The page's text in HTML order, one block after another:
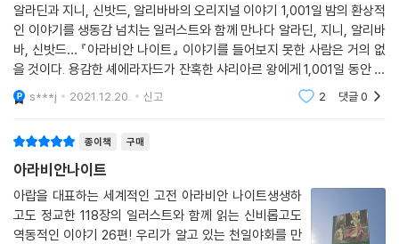
알라딘과 지니, 신밧드, 알리바바의 오리지널 이야기 1,001일 밤의 환상적
인 이야기를 생동감 넘치는 일러스트와 함께 만나다 알라딘, 지니, 알리바
바, 신밧드… 『아라비안 나이트』 이야기를 들어보지 못한 사람은 거의 없
을 것이다. 용감한 셰에라자드가 잔혹한 샤리아르 왕에게 1,001일 동안 매
일 밤마다 매력적인 이야기를 들려주기 때문에 ‘천일야화千一夜話’라고
도 불린다. 그
s***j 2021.12.20. 신고 2 댓글0
종이책 구매
아라비안나이트
아랍을 대표하는 세계적인 고전 아라비안 나이트생생하
고도 정교한 118장의 일러스트와 함께 읽는 신비롭고도
역동적인 이야기 26편! 우리가 알고 있는 천일야화를 만